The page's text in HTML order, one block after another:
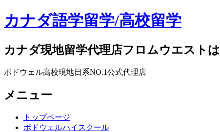
カナダ語学留学/高校留学
カナダ現地留学代理店フロムウエスト
ボドウェル高校現地日系NO.1公式代理店
メニュー
トップページ
ボドウェルハイスクール